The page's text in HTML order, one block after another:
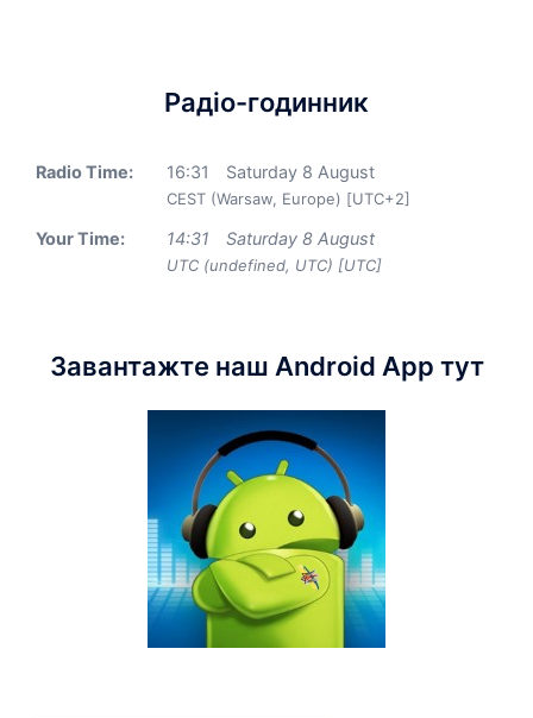
Радіо-годинник
Radio Time: 16:31 Saturday 8 August
CEST (Warsaw, Europe) [UTC+2]
Your Time: 14:31 Saturday 8 August
UTC (undefined, UTC) [UTC]
Завантажте наш Android App тут